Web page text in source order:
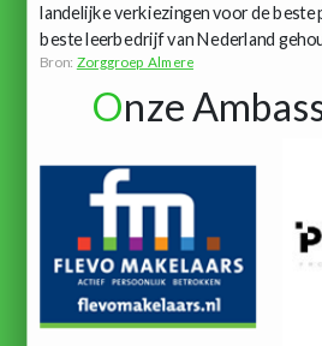
landelijke verkiezingen voor de
beste leerbedrijf van Nederland
Bron: Zorggroep Almere
Onze